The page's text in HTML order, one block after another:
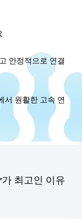
안정적으로 연결
서 원활한 고속 연
최고인 이유